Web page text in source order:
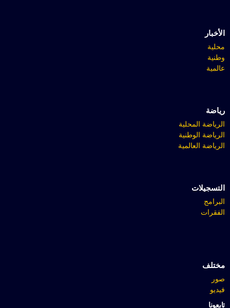
الأخبار
محلية
وطنية
عالمية
رياضة
الرياضة المحلية
الرياضة الوطنية
الرياضة العالمية
التسجيلات
البرامج
الفقرات
مختلف
صور
فيديو
تابعونا